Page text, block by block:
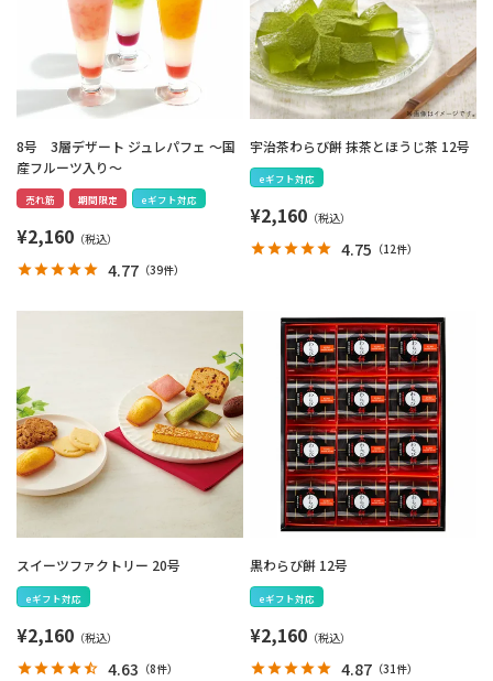
8号 3層デザート ジュレパフェ ～国
産フルーツ入り～
売れ筋 期間限定 eギフト対応
¥2,160
4.77 （39件）
宇治茶わらび餅 抹茶とほうじ茶 12号
eギフト対応
¥2,160
4.75 （12件）
スイーツファクトリー 20号
eギフト対応
¥2,160
4.63 （8件）
黒わらび餅 12号
eギフト対応
¥2,160
4.87 （31件）